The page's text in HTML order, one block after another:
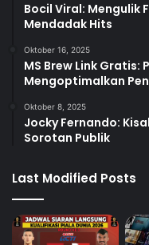
Bocil Viral: Mengulik
Mendadak Hits
Oktober 16, 2025
MS Brew Link Gratis:
Mengoptimalkan
Oktober 8, 2025
Jocky Fernando:
Sorotan Publik
Last Modified Posts